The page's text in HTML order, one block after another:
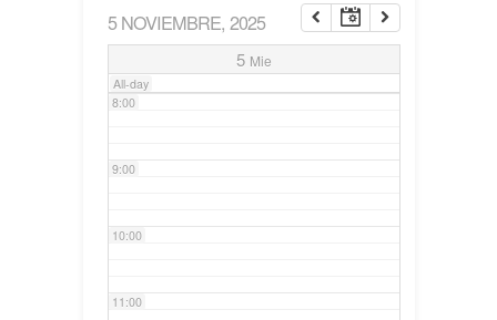
5 NOVIEMBRE, 2025
5 Mie
All-day
7:00
8:00
9:00
10:00
11:00